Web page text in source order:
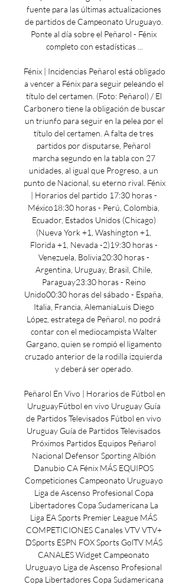
fuente para las últimas actualizaciones
de partidos de Campeonato Uruguayo.
Ponte al día sobre el Peñarol - Fénix
completo con estadísticas ...
Fénix | Incidencias Peñarol está obligado
a vencer a Fénix para seguir peleando el
título del certamen. (Foto: Peñarol) / El
Carbonero tiene la obligación de buscar
un triunfo para seguir en la pelea por el
título del certamen. A falta de tres
partidos por disputarse, Peñarol
marcha segundo en la tabla con 27
unidades, al igual que Progreso, a un
punto de Nacional, su eterno rival. Fénix
| Horarios del partido 17:30 horas -
México18:30 horas - Perú, Colombia,
Ecuador, Estados Unidos (Chicago)
(Nueva York +1, Washington +1,
Florida +1, Nevada -2)19:30 horas -
Venezuela, Bolivia20:30 horas -
Argentina, Uruguay, Brasil, Chile,
Paraguay23:30 horas - Reino
Unido00:30 horas del sábado - España,
Italia, Francia, AlemaniaLuis Diego
López, estratega de Peñarol, no podrá
contar con el mediocampista Walter
Gargano, quien se rompió el ligamento
cruzado anterior de la rodilla izquierda
y deberá ser operado.
Peñarol En Vivo | Horarios de Fútbol en
UruguayFútbol en vivo Uruguay Guía
de Partidos Televisados Fútbol en vivo
Uruguay Guía de Partidos Televisados
Próximos Partidos Equipos Peñarol
Nacional Defensor Sporting Albión
Danubio CA Fénix MÁS EQUIPOS
Competiciones Campeonato Uruguayo
Liga de Ascenso Profesional Copa
Libertadores Copa Sudamericana La
Liga EA Sports Premier League MÁS
COMPETICIONES Canales VTV VTV+
DSports ESPN FOX Sports GolTV MÁS
CANALES Widget Campeonato
Uruguayo Liga de Ascenso Profesional
Copa Libertadores Copa Sudamericana